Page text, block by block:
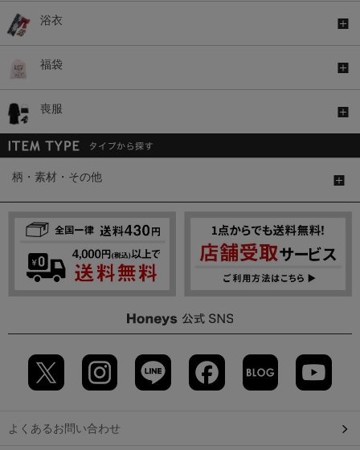
浴衣
福袋
喪服
柄・素材・その他
よくあるお問い合わせ